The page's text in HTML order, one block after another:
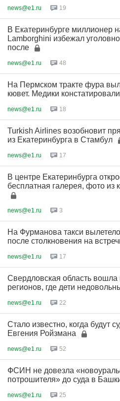
news@e1.ru 19
В Екатеринбурге миллионер
Lamborghini избежал
после
news@e1.ru 48
На Пермском тракте фура
кювет. Медики
news@e1.ru 18
Turkish Airlines возобновит
из Екатеринбурга в Стамбул
news@e1.ru 17
В центре Екатеринбурга
бесплатная галерея, фото из
news@e1.ru 3
На Фурманова такси
после столкновения на
news@e1.ru 17
Свердловская область вошла
регионов, где дети
news@e1.ru 22
Стало известно, когда будут
Евгения Ройзмана
news@e1.ru 52
ФСИН не довезла
потрошителя» до суда в
news@e1.ru 25